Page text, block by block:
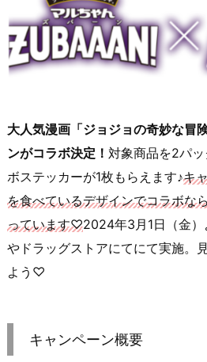
大人気漫画「ジョジョの奇妙な冒
ンがコラボ決定！ 対象商品を2パ
ボステッカーが1枚もらえます♪キ
を食べているデザインでコラボな
っています♡2024年3月1日（金
やドラッグストアにてにて実施。
よう♡
キャンペーン概要